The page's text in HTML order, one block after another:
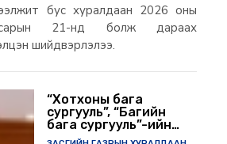
бус хуралдаан 2026 оны
сарын 21-нд болж дараах
шийдвэрлэлээ.
“Хотхоны бага
сургууль”, “Багийн
бага сургууль”-ийн
үйл ажиллагаа энэ